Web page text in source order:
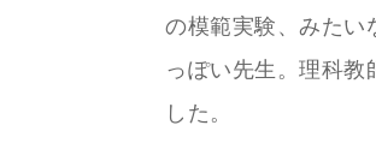
の模範実験、みたい
っぽい先生。理科
した。